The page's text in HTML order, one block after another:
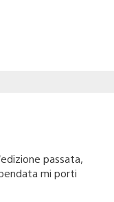
passata,
mi porti